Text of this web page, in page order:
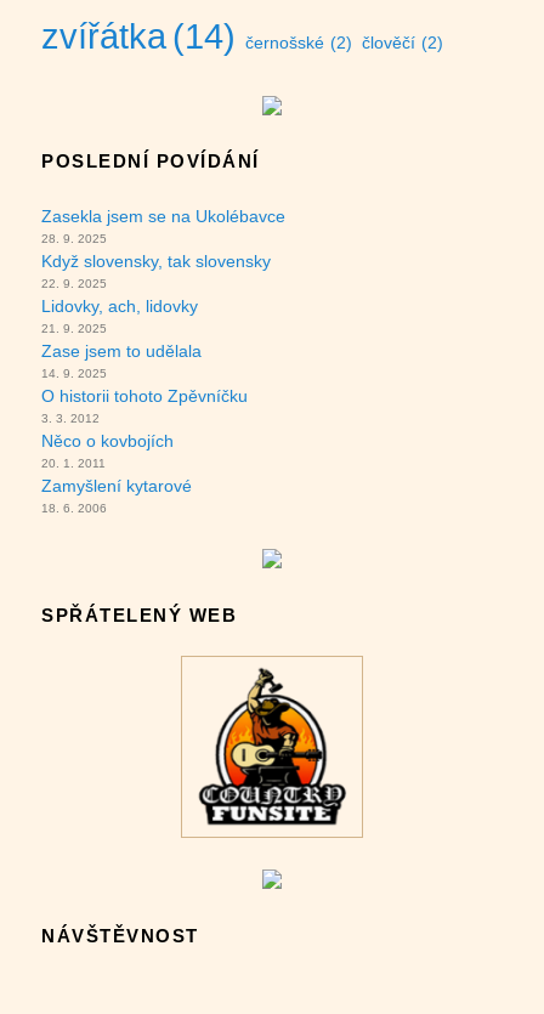
zvířátka(14) černošské (2) člověčí (2)
POSLEDNÍ POVÍDÁNÍ
Zasekla jsem se na Ukolébavce
28. 9. 2025
Když slovensky, tak slovensky
22. 9. 2025
Lidovky, ach, lidovky
21. 9. 2025
Zase jsem to udělala
14. 9. 2025
O historii tohoto Zpěvníčku
3. 3. 2012
Něco o kovbojích
20. 1. 2011
Zamyšlení kytarové
18. 6. 2006
SPŘÁTELENÝ WEB
NÁVŠTĚVNOST